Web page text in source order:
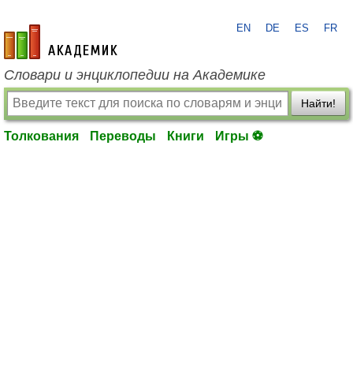
academic.ru
EN DE ES FR
Словари и энциклопедии на Академике
Найти!
Толкования Переводы Книги Игры ⚽